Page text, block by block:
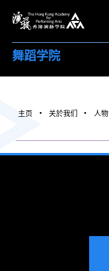
舞蹈学院
主页 关於我们 人物